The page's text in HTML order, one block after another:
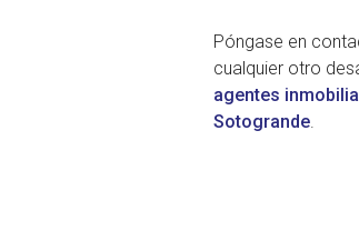
Póngase en
cualquier otro
agentes
Sotogrande.